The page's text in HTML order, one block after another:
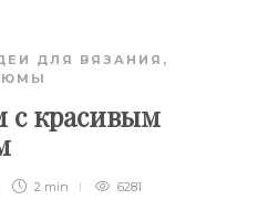
ДЛЯ ВЯЗАНИЯ ,
с красивым
2 min 6281